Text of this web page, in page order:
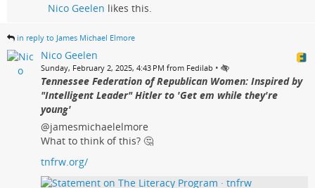
Nico Geelen likes this.
in reply to James Michael Elmore
Nico Geelen
Sunday, February 2, 2025, 4:43 PM from Fedilab •
Tennessee Federation of Republican Women: Inspired by
"Intelligent Leader" Hitler to 'Get em while they're
young'
@jamesmichaelelmore
What to think of this? 🤔
tnfrw.org/